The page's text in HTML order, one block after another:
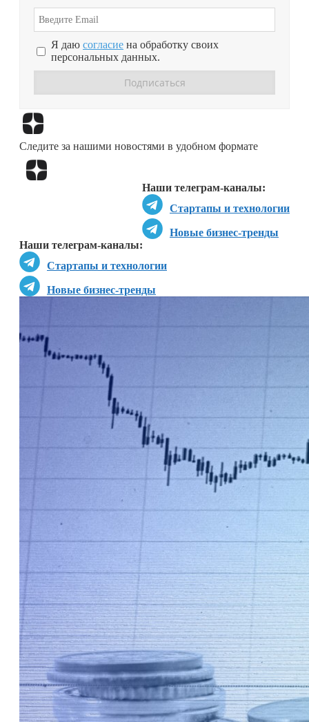
Я даю согласие на обработку своих
персональных данных.
Следите за нашими новостями в удобном формате
Наши телеграм-каналы:
Стартапы и технологии
Новые бизнес-тренды
Наши телеграм-каналы:
Стартапы и технологии
Новые бизнес-тренды